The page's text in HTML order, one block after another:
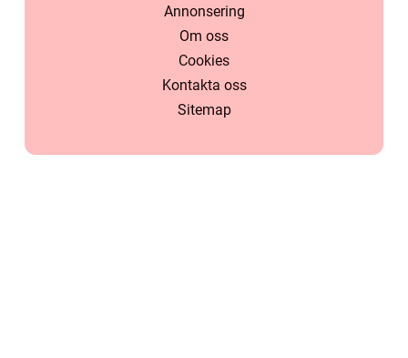
Annonsering
Om oss
Cookies
Kontakta oss
Sitemap